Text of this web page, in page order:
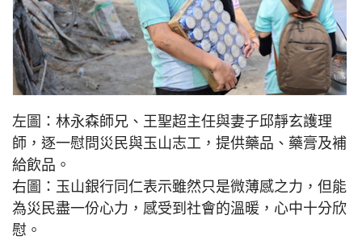
左圖：林永森師兄、王聖超主任與妻子邱靜玄護理
師，逐一慰問災民與玉山志工，提供藥品、藥膏及補
給飲品。
右圖：玉山銀行同仁表示雖然只是微薄感之力，但能
為災民盡一份心力，感受到社會的溫暖，心中十分欣
慰。